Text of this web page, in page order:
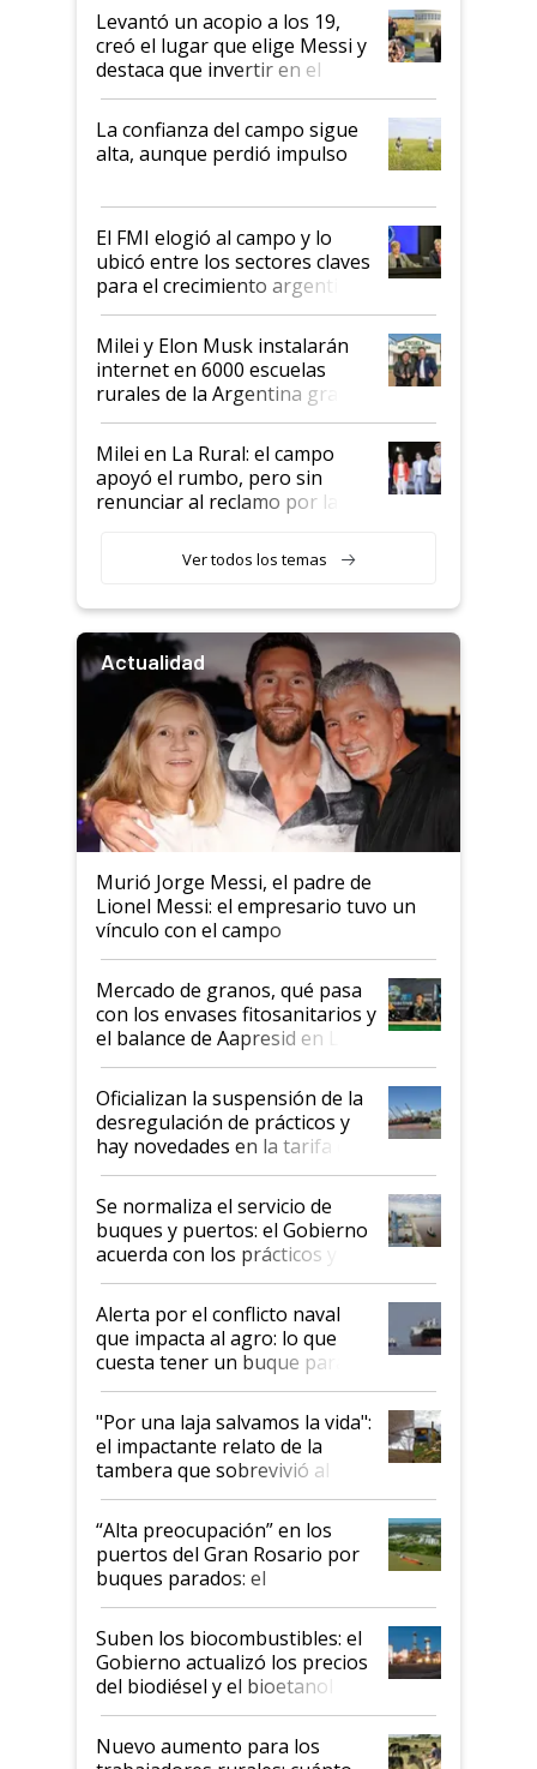
Levantó un acopio a los 19,
creó el lugar que elige Messi y
destaca que invertir en el
kirchnerismo era como "darle
plata a un hijo para droga":
Juan Félix Rossetti, el libertario
que de una dura crisis salió
de Milei
La confianza del campo sigue
alta, aunque perdió impulso
El FMI elogió al campo y lo
ubicó entre los sectores claves
para el crecimiento argentino
Milei y Elon Musk instalarán
internet en 6000 escuelas
rurales de la Argentina gracias
a un acuerdo con Starlink
Milei en La Rural: el campo
apoyó el rumbo, pero sin
renunciar al reclamo por las
Ver todos los temas
Actualidad
Murió Jorge Messi, el padre de
Lionel Messi: el empresario tuvo un
vínculo con el campo
Mercado de granos, qué pasa
con los envases fitosanitarios y
el balance de Aapresid en La
Posta
Oficializan la suspensión de la
desregulación de prácticos y
hay novedades en la tarifa de
la hidrovía
Se normaliza el servicio de
buques y puertos: el Gobierno
acuerda con los prácticos y
suspende el decreto de
desregulación
Alerta por el conflicto naval
que impacta al agro: lo que
cuesta tener un buque parado
y el peligro de que Argentina
pase a ser "país sucio"
"Por una laja salvamos la vida":
el impactante relato de la
tambera que sobrevivió al
tornado
“Alta preocupación” en los
puertos del Gran Rosario por
buques parados: el
funcionamiento de las
exportadoras en tensión tras
la medida de fuerza de los
prácticos
Suben los biocombustibles: el
Gobierno actualizó los precios
del biodiésel y el bioetanol
Nuevo aumento para los